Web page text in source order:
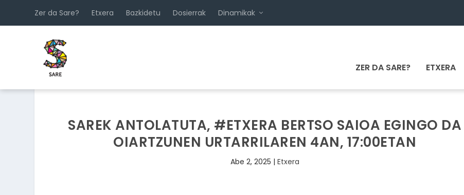
Zer da Sare? Etxera Bazkidetu Dosierrak Dinamikak
ZER DA SARE? ETXERA
SAREK ANTOLATUTA, #ETXERA BERTSO SAIOA EGINGO DA
OIARTZUNEN URTARRILAREN 4AN, 17:00ETAN
Abe 2, 2025 | Etxera